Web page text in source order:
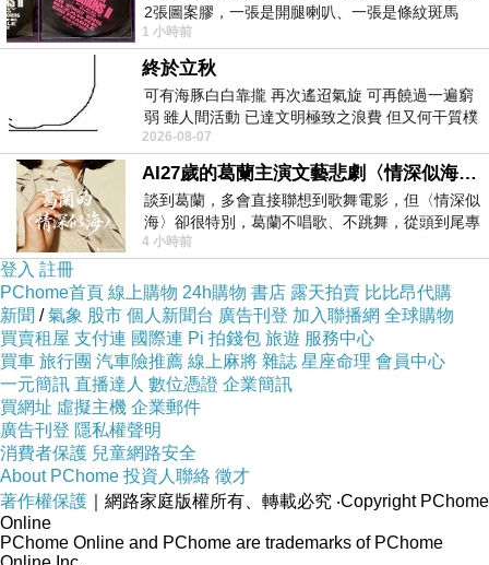
商品網址
http://www.momoshop.com.tw/goods/GoodsDet
ail.jsp?
i_code=2527842&memid=6000000188&cid=a
2張圖案膠，一張是開腿喇叭、一張是條紋斑馬
版；目前官網上只剩澳洲商店AU STORE
1 小時前
終於立秋
可有海豚白白靠攏 再次遙迢氣旋 可再饒過一遍窮
弱 雖人間活動 已達文明極致之浪費 但又何干質樸
者 只能白白陪葬
2026-08-07
AI27歲的葛蘭主演文藝悲劇〈情深似海〉 #戀上老電影 #葛蘭 #粟子
談到葛蘭，多會直接聯想到歌舞電影，但〈情深似
海〉卻很特別，葛蘭不唱歌、不跳舞，從頭到尾專
心演戲。拍攝期間，經常工作超過12個鐘
4 小時前
登入 註冊
PChome首頁 線上購物 24h購物 書店 露天拍賣 比比昂代購
新聞 /氣象 股市 個人新聞台 廣告刊登 加入聯播網 全球購物
買賣租屋 支付連 國際連 Pi 拍錢包 旅遊 服務中心
買車 旅行團 汽車險推薦 線上麻將 雜誌 星座命理 會員中心
一元簡訊 直播達人 數位憑證 企業簡訊
買網址 虛擬主機 企業郵件
廣告刊登 隱私權聲明
消費者保護 兒童網路安全
About PChome 投資人聯絡 徵才
著作權保護 ｜網路家庭版權所有、轉載必究 ‧Copyright PChome
Online
PChome Online and PChome are trademarks of PChome